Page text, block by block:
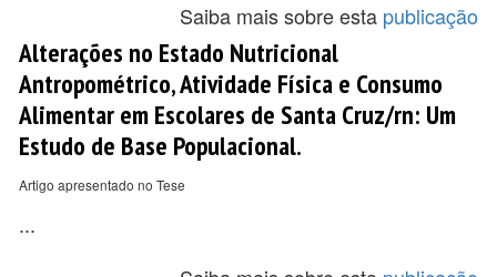
Saiba mais sobre esta publicação
Alterações no Estado Nutricional
Antropométrico, Atividade Física e Consumo
Alimentar em Escolares de Santa Cruz/rn: Um
Estudo de Base Populacional.
Artigo apresentado no Tese
...